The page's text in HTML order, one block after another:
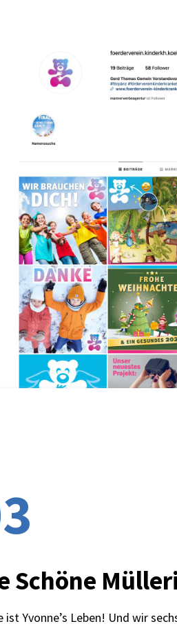
Schöne
ist Yvonne’s Leben! Und wir